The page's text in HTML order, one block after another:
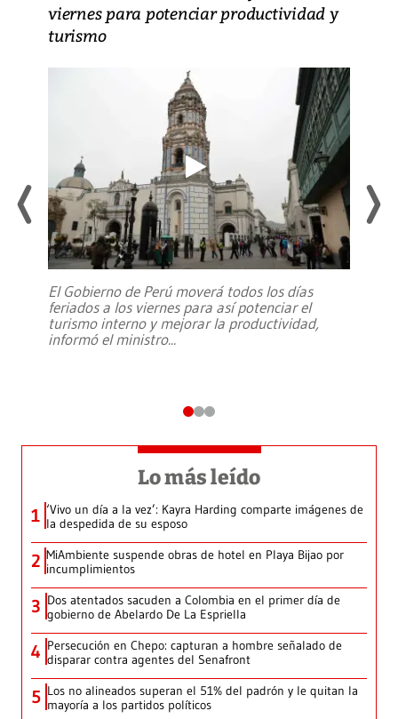
viernes para potenciar productividad y
turismo
El Gobierno de Perú moverá todos los días
feriados a los viernes para así potenciar el
turismo interno y mejorar la productividad,
informó el ministro...
Lo más leído
1 ‘Vivo un día a la vez’: Kayra Harding comparte imágenes de
la despedida de su esposo
2 MiAmbiente suspende obras de hotel en Playa Bijao por
incumplimientos
3 Dos atentados sacuden a Colombia en el primer día de
gobierno de Abelardo De La Espriella
4 Persecución en Chepo: capturan a hombre señalado de
disparar contra agentes del Senafront
5 Los no alineados superan el 51% del padrón y le quitan la
mayoría a los partidos políticos